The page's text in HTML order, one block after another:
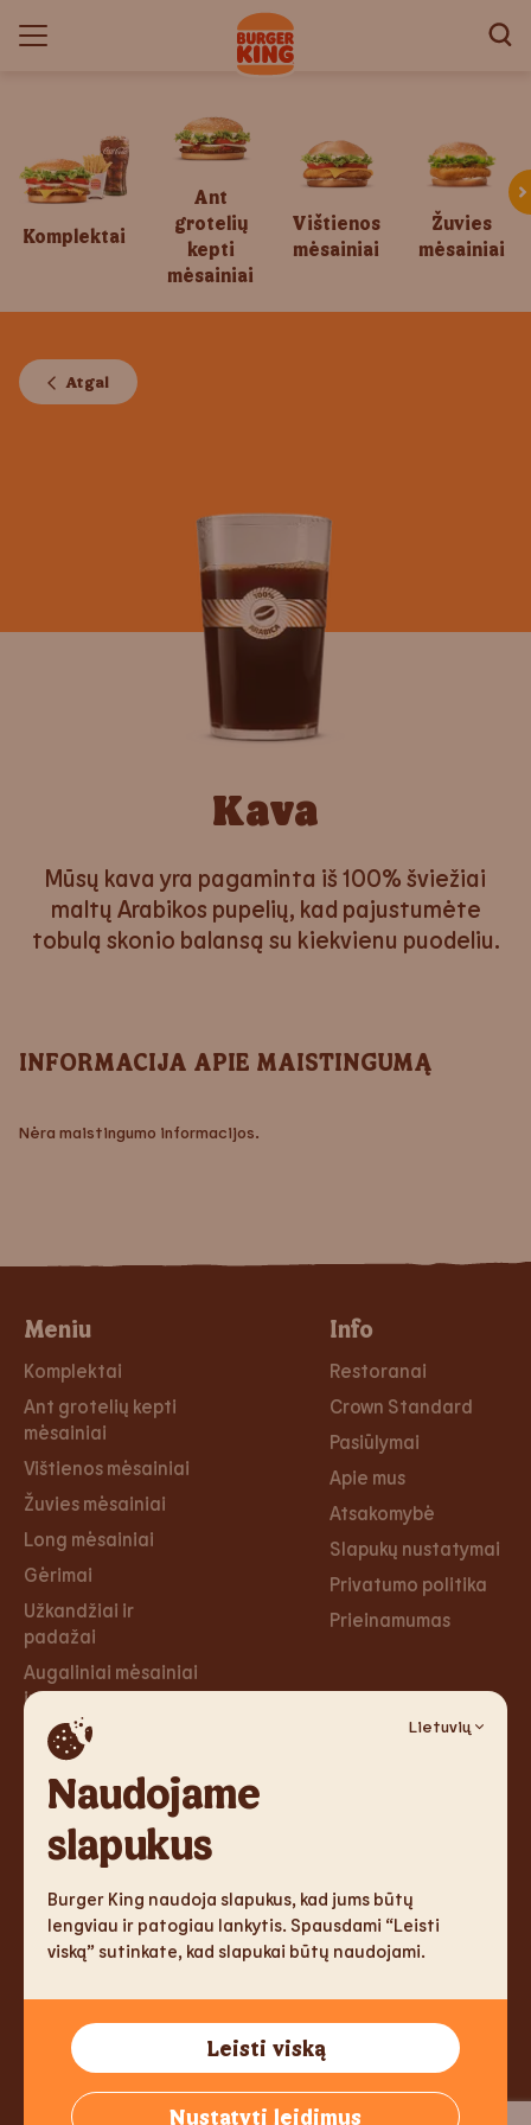
Naudojame
slapukus
Lietuvių
Burger King naudoja slapukus, kad jums būtų
lengviau ir patogiau lankytis. Spausdami “Leisti
viską” sutinkate, kad slapukai būtų naudojami.
Leisti viską
Nustatyti leidimus
Komplektai
Ant
grotelių
kepti
mėsainiai
Vištienos
mėsainiai
Žuvies
mėsainiai
Atgal
Kava
Mūsų kava yra pagaminta iš 100% šviežiai
maltų Arabikos pupelių, kad pajustumėte
tobulą skonio balansą su kiekvienu puodeliu.
INFORMACIJA APIE MAISTINGUMĄ
Nėra maistingumo informacijos.
Meniu
Komplektai
Ant grotelių kepti
mėsainiai
Vištienos mėsainiai
Žuvies mėsainiai
Long mėsainiai
Gėrimai
Užkandžiai ir
padažai
Augaliniai mėsainiai
ir tortilijos
Desertai
Info
Restoranai
Crown Standard
Pasiūlymai
Apie mus
Atsakomybė
Slapukų nustatymai
Privatumo politika
Prieinamumas
Karjera
Karjera
Instagram
TM & Copyright 2026 Burger King Corporation. All rights
reserved.
Tallink Fast Food Lithuania UAB, Reg.nr. 305333905, J. Jasinskio
g. 2, LT-01112 Vilnius, Lithuania,info@burgerking.lt